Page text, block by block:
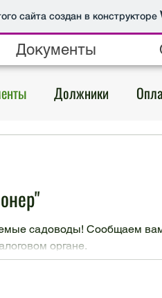
сайта создан в конструкторе
Документы
Должники
садоводы! Сообщаем
органе.